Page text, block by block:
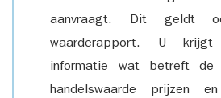
aanvraagt. Dit geldt
waarderapport. U
informatie wat betreft de
handelswaarde prijzen